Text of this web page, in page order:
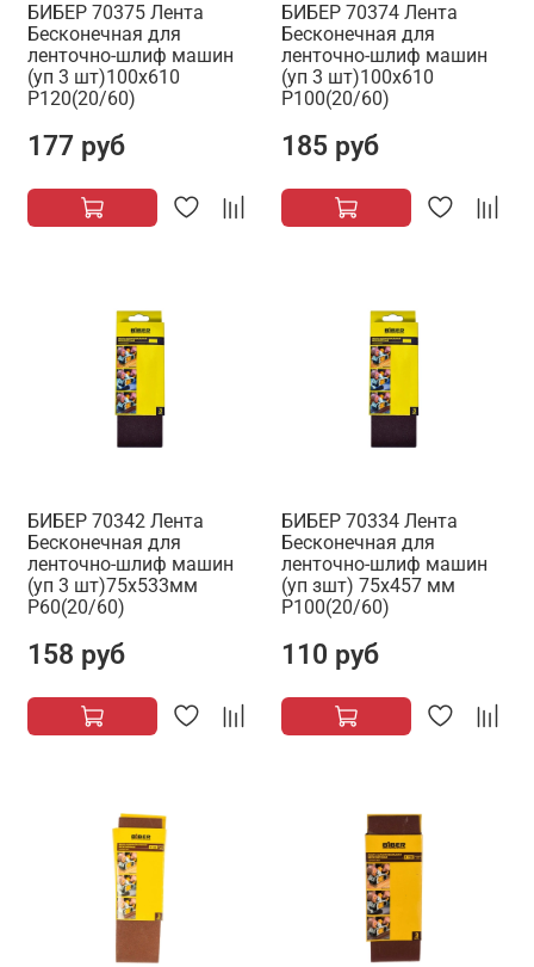
БИБЕР 70375 Лента
Бесконечная для
ленточно-шлиф машин
(уп 3 шт)100х610
Р120(20/60)
177 руб
БИБЕР 70374 Лента
Бесконечная для
ленточно-шлиф машин
(уп 3 шт)100х610
Р100(20/60)
185 руб
БИБЕР 70342 Лента
Бесконечная для
ленточно-шлиф машин
(уп 3 шт)75х533мм
Р60(20/60)
158 руб
БИБЕР 70334 Лента
Бесконечная для
ленточно-шлиф машин
(уп зшт) 75х457 мм
Р100(20/60)
110 руб